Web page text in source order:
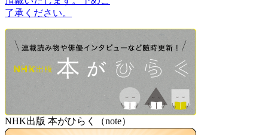
了承ください。
NHK出版 本がひらく（note）